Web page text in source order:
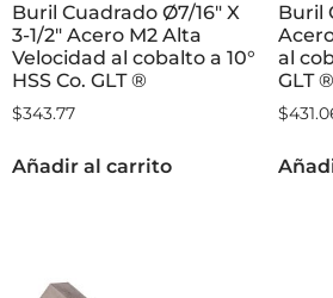
Buril Cuadrado Ø7/16″ X
3-1/2″ Acero M2 Alta
Velocidad al cobalto a 10°
HSS Co. GLT ®
$343.77
Añadir al carrito
Buril
al
GLT ®
$